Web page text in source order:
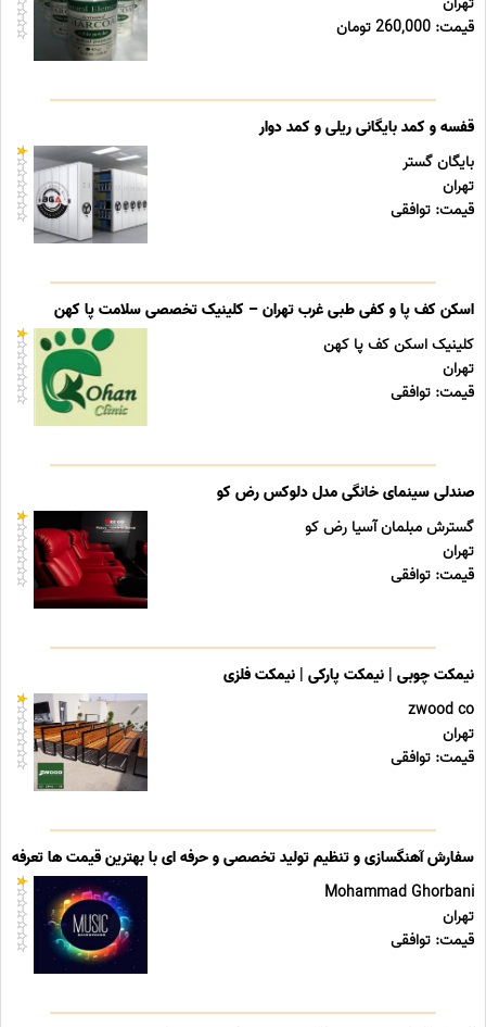
قیمت: 260,000 تومان
قفسه و کمد بایگانی ریلی و کمد دوار
بایگان گستر
تهران
قیمت: توافقی
اسکن کف پا و کفی طبی غرب تهران – کلینیک تخصصی سلامت پا کهن
کلینیک اسکن کف پا کهن
تهران
قیمت: توافقی
صندلی سینمای خانگی مدل دلوکس رض کو
گسترش مبلمان آسیا رض کو
تهران
قیمت: توافقی
نیمکت چوبی | نیمکت پارکی | نیمکت فلزی
zwood co
تهران
قیمت: توافقی
سفارش آهنگسازی و تنظیم تولید تخصصی و حرفه ای با بهترین قیمت ها تعرفه
Mohammad Ghorbani
تهران
قیمت: توافقی